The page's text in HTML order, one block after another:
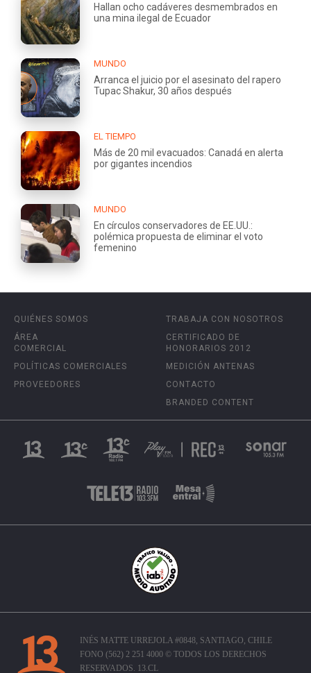
Hallan ocho cadáveres desmembrados en
una mina ilegal de Ecuador
MUNDO
Arranca el juicio por el asesinato del rapero
Tupac Shakur, 30 años después
EL TIEMPO
Más de 20 mil evacuados: Canadá en alerta
por gigantes incendios
MUNDO
En círculos conservadores de EE.UU.:
polémica propuesta de eliminar el voto
femenino
QUIÉNES SOMOS
ÁREA
COMERCIAL
POLÍTICAS COMERCIALES
PROVEEDORES
TRABAJA CON NOSOTROS
CERTIFICADO DE
HONORARIOS 2012
MEDICIÓN ANTENAS
CONTACTO
BRANDED CONTENT
INÉS MATTE URREJOLA #0848, SANTIAGO, CHILE
FONO (562) 2 251 4000 © TODOS LOS DERECHOS
RESERVADOS. 13.CL